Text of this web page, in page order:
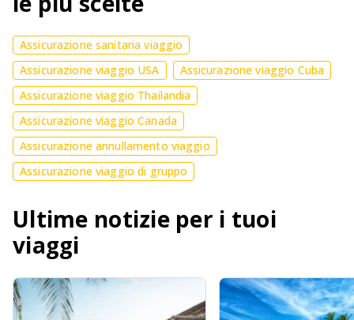
Assicurazione sanitaria viaggio
Assicurazione viaggio USA
Assicurazione viaggio Cuba
Assicurazione viaggio Thailandia
Assicurazione viaggio Canada
Assicurazione annullamento viaggio
Assicurazione viaggio di gruppo
Ultime notizie per i tuoi
viaggi